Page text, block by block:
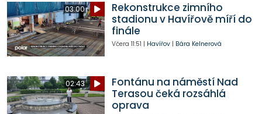
03:00
Rekonstrukce zimního
stadionu v Havířově míří do
finále
Včera 11:51 | Havířov| Bára Kelnerová
02:43
Fontánu na náměstí Nad
Terasou čeká rozsáhlá
oprava